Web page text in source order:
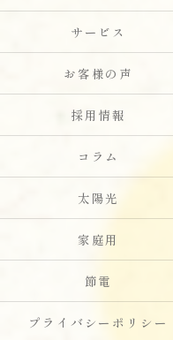
サービス
お客様の声
採用情報
コラム
太陽光
家庭用
節電
プライバシーポリシー